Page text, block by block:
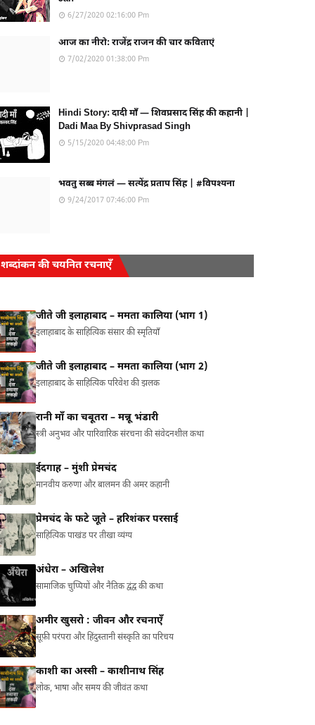
6/27/2020 02:16:00 Pm
आज का नीरो: राजेंद्र राजन की चार कविताएं
7/02/2020 01:38:00 Pm
Hindi Story: दादी माँ — शिवप्रसाद सिंह की कहानी |
Dadi Maa By Shivprasad Singh
5/15/2020 04:48:00 Pm
भवतु सब्ब मंगलं — सत्येंद्र प्रताप सिंह | #विपश्यना
9/24/2017 07:46:00 Pm
शब्दांकन की चयनित रचनाएँ
जीते जी इलाहाबाद – ममता कालिया (भाग 1)
इलाहाबाद के साहित्यिक संसार की स्मृतियाँ
जीते जी इलाहाबाद – ममता कालिया (भाग 2)
इलाहाबाद के साहित्यिक परिवेश की झलक
रानी माँ का चबूतरा – मन्नू भंडारी
स्त्री अनुभव और पारिवारिक संरचना की संवेदनशील कथा
ईदगाह – मुंशी प्रेमचंद
मानवीय करुणा और बालमन की अमर कहानी
प्रेमचंद के फटे जूते – हरिशंकर परसाई
साहित्यिक पाखंड पर तीखा व्यंग्य
अंधेरा – अखिलेश
सामाजिक चुप्पियों और नैतिक द्वंद्व की कथा
अमीर खुसरो : जीवन और रचनाएँ
सूफ़ी परंपरा और हिंदुस्तानी संस्कृति का परिचय
काशी का अस्सी – काशीनाथ सिंह
लोक, भाषा और समय की जीवंत कथा